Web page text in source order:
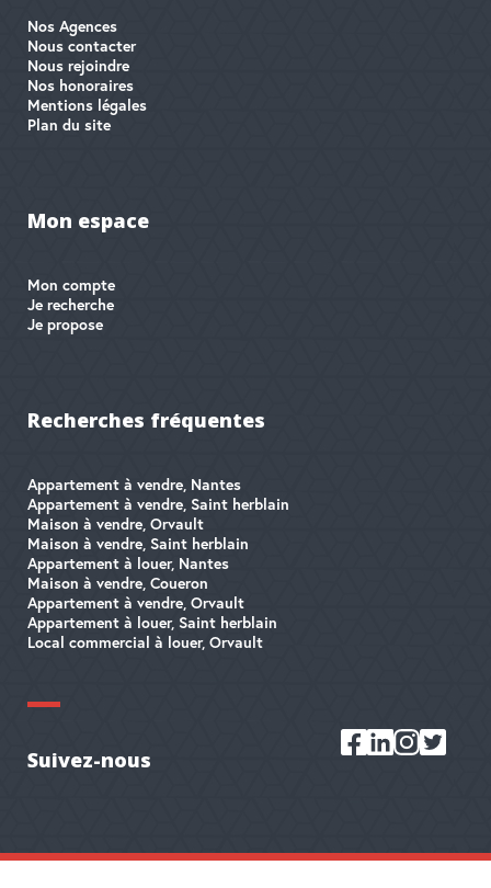
Nos Agences
Nous contacter
Nous rejoindre
Nos honoraires
Mentions légales
Plan du site
Mon espace
Mon compte
Je recherche
Je propose
Recherches fréquentes
Appartement à vendre, Nantes
Appartement à vendre, Saint herblain
Maison à vendre, Orvault
Maison à vendre, Saint herblain
Appartement à louer, Nantes
Maison à vendre, Coueron
Appartement à vendre, Orvault
Appartement à louer, Saint herblain
Local commercial à louer, Orvault
Suivez-nous